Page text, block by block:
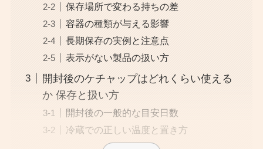
保存場所で変わる持ちの差
容器の種類が与える影響
長期保存の実例と注意点
表示がない製品の扱い方
開封後のケチャップはどれくらい使える
か 保存と扱い方
開封後の一般的な目安日数
冷蔵での正しい温度と置き方